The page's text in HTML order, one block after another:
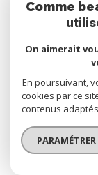
© 2026 | Tous
Plan du site
Site
un seul
Comme
On aimerait
En poursuivant,
cookies par ce
contenus
PARAMÉTRER